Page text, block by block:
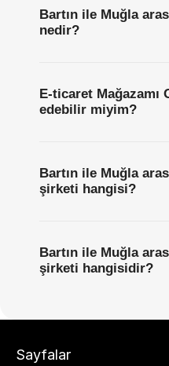
Bartın ile Muğla
nedir?
E-ticaret Mağazamı
edebilir miyim?
Bartın ile Muğla
şirketi hangisi?
Bartın ile Muğla
şirketi hangisidir?
Sayfalar